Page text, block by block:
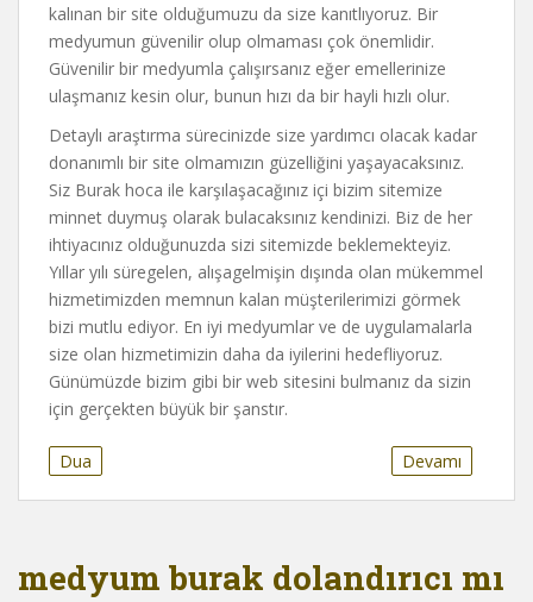
kalınan bir site olduğumuzu da size kanıtlıyoruz. Bir
medyumun güvenilir olup olmaması çok önemlidir.
Güvenilir bir medyumla çalışırsanız eğer emellerinize
ulaşmanız kesin olur, bunun hızı da bir hayli hızlı olur.
Detaylı araştırma sürecinizde size yardımcı olacak kadar
donanımlı bir site olmamızın güzelliğini yaşayacaksınız.
Siz Burak hoca ile karşılaşacağınız içi bizim sitemize
minnet duymuş olarak bulacaksınız kendinizi. Biz de her
ihtiyacınız olduğunuzda sizi sitemizde beklemekteyiz.
Yıllar yılı süregelen, alışagelmişin dışında olan mükemmel
hizmetimizden memnun kalan müşterilerimizi görmek
bizi mutlu ediyor. En iyi medyumlar ve de uygulamalarla
size olan hizmetimizin daha da iyilerini hedefliyoruz.
Günümüzde bizim gibi bir web sitesini bulmanız da sizin
için gerçekten büyük bir şanstır.
Devamı
Dua
medyum burak dolandırıcı mı